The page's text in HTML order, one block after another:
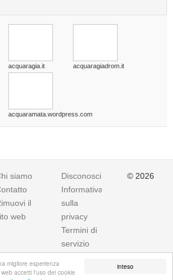
inteso
migliore esperienza
accetti l'uso dei cookie
acquaragia.it acquaragiadrom.it
acquaramata.wordpress.com
siamo
il
web
Disconoscimento
Informativa
sulla
privacy
Termini di
servizio
© 2026